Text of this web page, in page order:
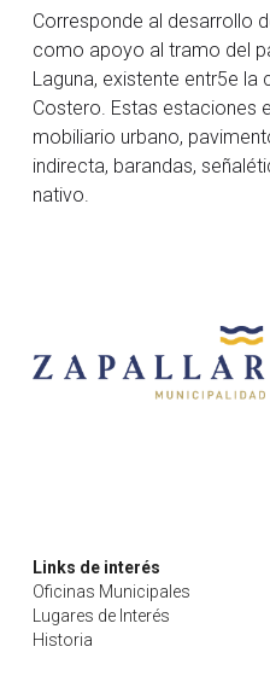
Plan Regulador
PLADECO
Plan Comunal de
Sustentabilidad
Aseo y Mantención
Areas Verdes y
Salud
Servicios
Servicios Móviles
DIDECO
Talleres 2026
Desarrollo
Depto. Desarrollo
Mujer
Actividades de
Retiro voluminosos
Plan de Gbno Local
Deportes Zapallar
Secretaría municipal
Corresponde al desarrollo
como apoyo al tramo del
Laguna, existente entr5e la
Costero. Estas estaciones
mobiliario urbano,
indirecta, barandas,
nativo.
Links de interés
Oficinas Municipales
Lugares de Interés
Historia
Dimao PG
Cultura PG
fom PG